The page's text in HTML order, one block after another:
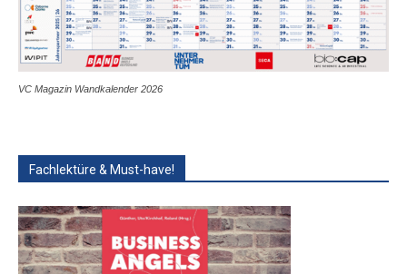
VC Magazin Wandkalender 2026
Fachlektüre & Must-have!